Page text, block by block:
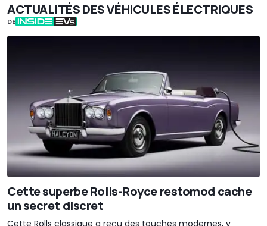
ACTUALITÉS DES VÉHICULES ÉLECTRIQUES
DE
Cette superbe Rolls-Royce restomod cache
un secret discret
Cette Rolls classique a reçu des touches modernes, y